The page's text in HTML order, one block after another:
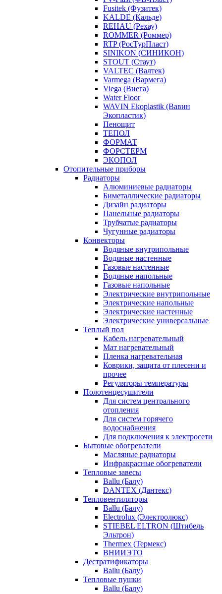
Fusitek (Фузитек)
KALDE (Кальде)
REHAU (Рехау)
ROMMER (Роммер)
RTP (РосТурПласт)
SINIKON (СИНИКОН)
STOUT (Стаут)
VALTEC (Валтек)
Varmega (Вармега)
Viega (Виега)
Water Floor
WAVIN Ekoplastik (Вавин
Экопластик)
Пенощит
ТЕПОЛ
ФОРМАТ
ФОРСТЕРМ
ЭКОПОЛ
Отопительные приборы
Радиаторы
Алюминиевые радиаторы
Биметаллические радиаторы
Дизайн радиаторы
Панельные радиаторы
Трубчатые радиаторы
Чугунные радиаторы
Конвекторы
Водяные внутрипольные
Водяные настенные
Газовые настенные
Водяные напольные
Газовые напольные
Электрические внутрипольные
Электрические напольные
Электрические настенные
Электрические универсальные
Теплый пол
Кабель нагревательный
Мат нагревательный
Пленка нагревательная
Коврики, защита от плесени и
прочее
Регуляторы температуры
Полотенцесушители
Для систем центрального
отопления
Для систем горячего
водоснабжения
Для подключения к электросети
Бытовые обогреватели
Масляные радиаторы
Инфракрасные обогреватели
Тепловые завесы
Ballu (Балу)
DANTEX (Дантекс)
Тепловентиляторы
Ballu (Балу)
Electrolux (Электролюкс)
STIEBEL ELTRON (Штибель
Эльтрон)
Thermex (Термекс)
ВНИИЭТО
Дестратификаторы
Ballu (Балу)
Тепловые пушки
Ballu (Балу)